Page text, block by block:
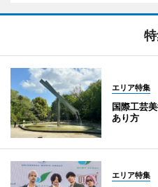
エリア特集
国際工芸
あり方
エリア特集